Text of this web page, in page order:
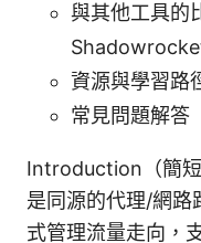
與其他工具的
資源與學習路
常見問題解答
Introduction（簡
是同源的代理/網路
式管理流量走向，